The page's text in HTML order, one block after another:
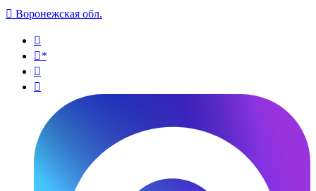
 Воронежская обл.

*

